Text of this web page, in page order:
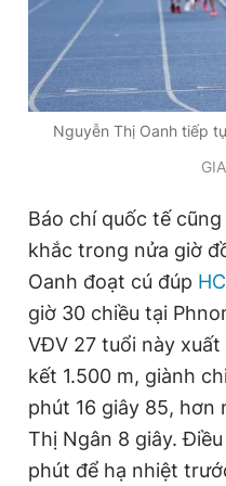
Nguyễn Thị Oanh tiếp
Báo chí quốc tế
khắc trong nửa giờ
Oanh đoạt cú đúp
giờ 30 chiều tại
VĐV 27 tuổi này
kết 1.500 m, giành
phút 16 giây 85, hơn
Thị Ngân 8 giây.
phút để hạ nhiệt